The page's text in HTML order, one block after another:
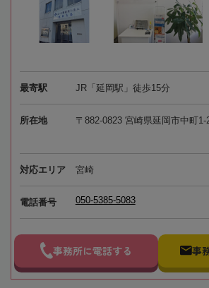
最寄駅 JR「延岡駅」徒歩15分
所在地 〒882‐0823 宮崎県延岡市中町
対応エリア 宮崎
電話番号 050-5385-5083
事務所に電話する 事